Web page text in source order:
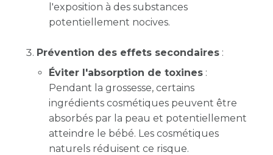
l'exposition à des substances
potentiellement nocives.
Prévention des effets secondaires:
Éviter l'absorption de toxines:
Pendant la grossesse, certains
ingrédients cosmétiques peuvent être
absorbés par la peau et potentiellement
atteindre le bébé. Les cosmétiques
naturels réduisent ce risque.